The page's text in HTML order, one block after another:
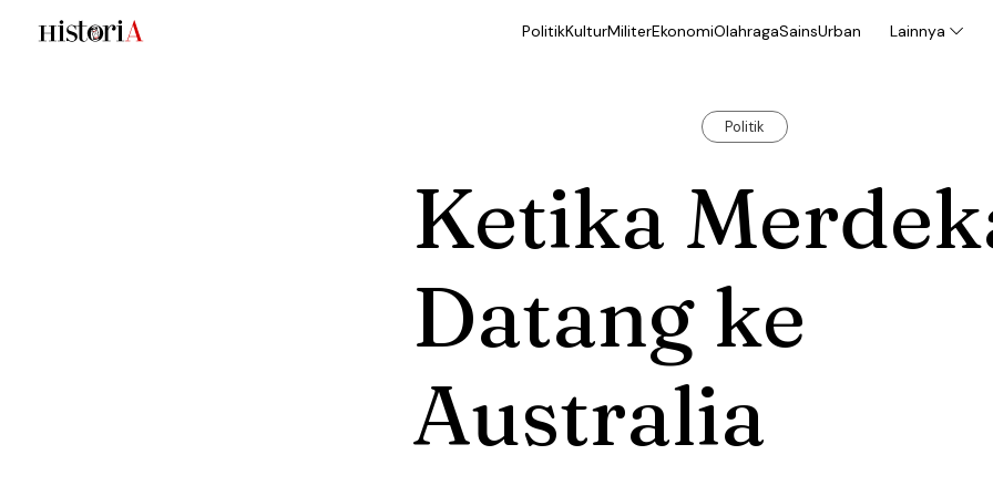
PolitikKulturMiliterEkonomiOlahragaSainsUrban Lainnya
Politik
Ketika
Datang ke
Australia